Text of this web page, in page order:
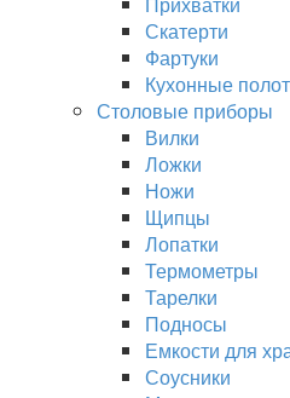
Скатерти
Фартуки
Кухонные
Столовые приборы
Вилки
Ложки
Ножи
Щипцы
Лопатки
Термометры
Тарелки
Подносы
Емкости для
Соусники